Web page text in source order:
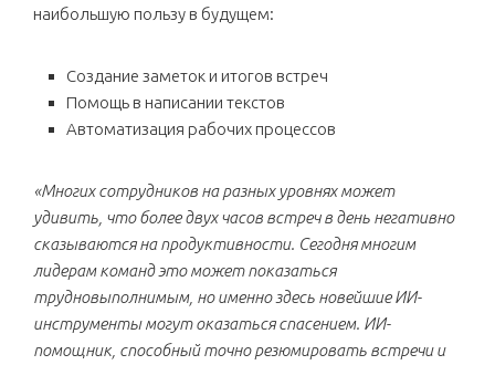
наибольшую пользу в будущем:
Создание заметок и итогов встреч
Помощь в написании текстов
Автоматизация рабочих процессов
«Многих сотрудников на разных уровнях может
удивить, что более двух часов встреч в день негативно
сказываются на продуктивности. Сегодня многим
лидерам команд это может показаться
трудновыполнимым, но именно здесь новейшие ИИ-
инструменты могут оказаться спасением. ИИ-
помощник, способный точно резюмировать встречи и